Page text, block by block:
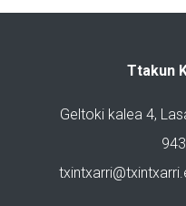
Ttakun
Geltoki kalea 4,